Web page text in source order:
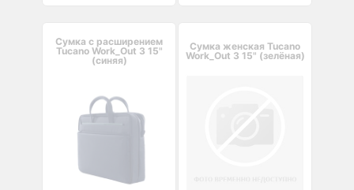
Сумка с расширением
Tucano Work_Out 3 15"
(синяя)
Сумка женская Tucano
Work_Out 3 15" (зелёная)